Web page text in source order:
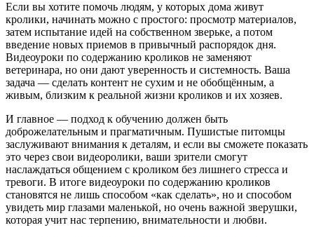
Если вы хотите помочь людям, у которых дома живут
кролики, начинать можно с простого: просмотр материалов,
затем испытание идей на собственном зверьке, а потом
введение новых приемов в привычный распорядок дня.
Видеоуроки по содержанию кроликов не заменяют
ветеринара, но они дают уверенность и системность. Ваша
задача — сделать контент не сухим и не обобщённым, а
живым, близким к реальной жизни кроликов и их хозяев.
И главное — подход к обучению должен быть
доброжелательным и прагматичным. Пушистые питомцы
заслуживают внимания к деталям, и если вы сможете показать
это через свои видеоролики, ваши зрители смогут
наслаждаться общением с кроликом без лишнего стресса и
тревоги. В итоге видеоуроки по содержанию кроликов
становятся не лишь способом «как сделать», но и способом
увидеть мир глазами маленькой, но очень важной зверушки,
которая учит нас терпению, внимательности и любви.